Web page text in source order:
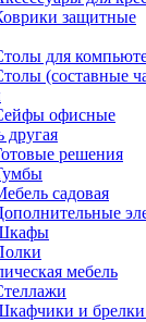
защитные
для
(составные
офисные
другая
решения
садовая
мебель
и брелки